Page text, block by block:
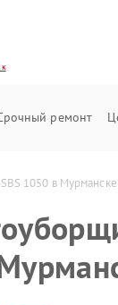
ремонт
1050 в Мурманске